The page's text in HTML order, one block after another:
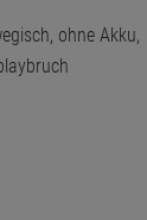
ohne Akku,